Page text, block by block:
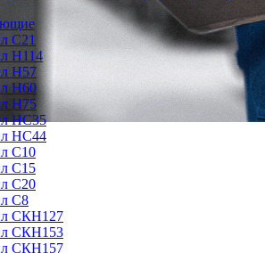
C21
Н114
Н57
Н60
Н75
НС35
НС44
С10
С15
С20
С8
СКН127
СКН153
СКН157